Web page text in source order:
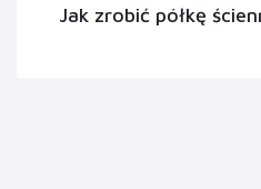
Jak zrobić półkę